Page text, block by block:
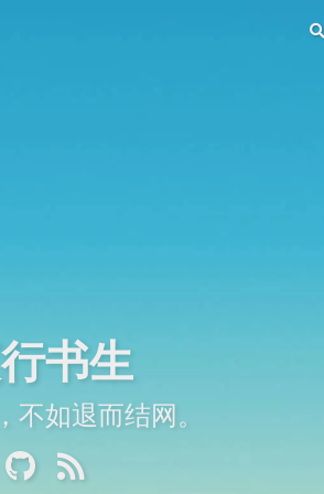
书生
不如退而结网。